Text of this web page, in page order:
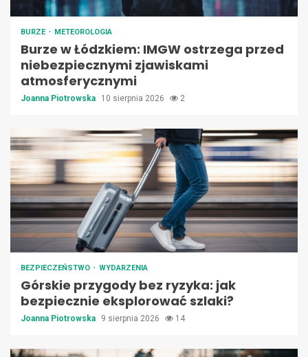
BURZE METEOROLOGIA
Burze w Łódzkiem: IMGW ostrzega przed
niebezpiecznymi zjawiskami
atmosferycznymi
Joanna Piotrowska 10 sierpnia 2026 2
BEZPIECZEŃSTWO WYDARZENIA
Górskie przygody bez ryzyka: jak
bezpiecznie eksplorować szlaki?
Joanna Piotrowska 9 sierpnia 2026 14